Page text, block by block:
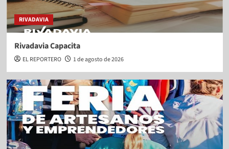
RIVADAVIA
Rivadavia Capacita
EL REPORTERO 1 de agosto de 2026